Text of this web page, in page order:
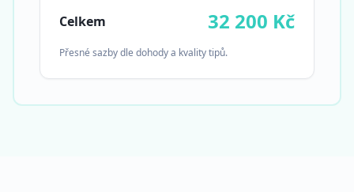
Celkem 32 200 Kč
Přesné sazby dle dohody a kvality tipů.